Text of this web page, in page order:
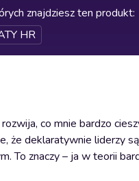
znajdziesz ten produkt:
HR
co mnie bardzo
że deklaratywnie liderzy
To znaczy – ja w teorii